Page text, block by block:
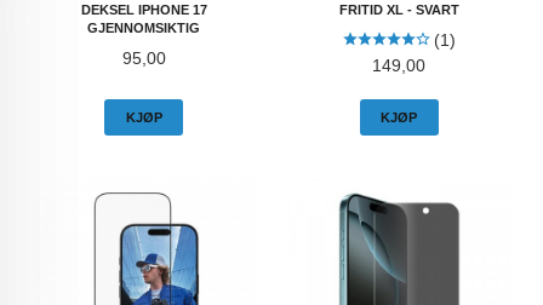
DEKSEL IPHONE 17
GJENNOMSIKTIG
Pris
95,00
KJØP
FRITID XL - SVART
(1)
Pris
149,00
KJØP